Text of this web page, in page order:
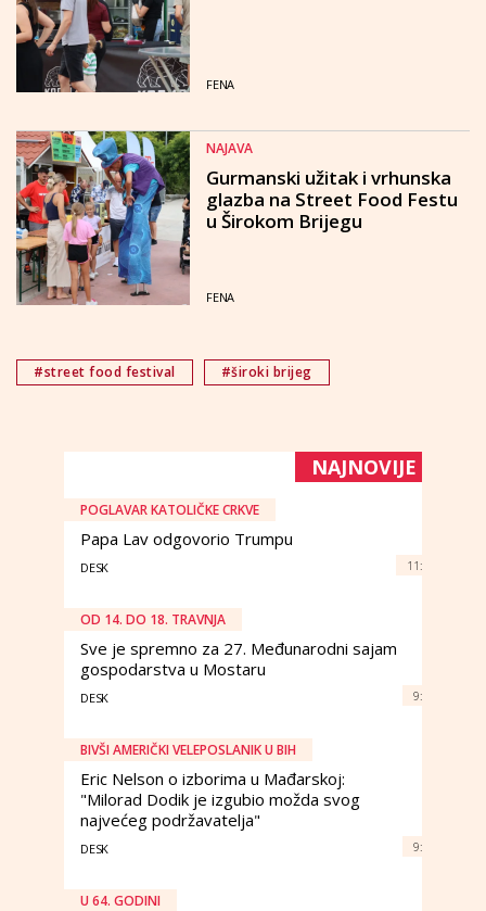
FENA
NAJAVA
Gurmanski užitak i vrhunska
glazba na Street Food Festu
u Širokom Brijegu
FENA
#street food festival #široki brijeg
NAJNOVIJE
POGLAVAR KATOLIČKE CRKVE
Papa Lav odgovorio Trumpu
DESK 11:
OD 14. DO 18. TRAVNJA
Sve je spremno za 27. Međunarodni sajam
gospodarstva u Mostaru
DESK 9:
BIVŠI AMERIČKI VELEPOSLANIK U BIH
Eric Nelson o izborima u Mađarskoj:
"Milorad Dodik je izgubio možda svog
najvećeg podržavatelja"
DESK 9:
U 64. GODINI